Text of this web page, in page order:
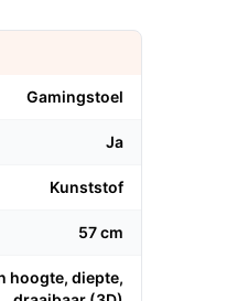
Gamingstoel
Ja
Kunststof
57 cm
hoogte, diepte,